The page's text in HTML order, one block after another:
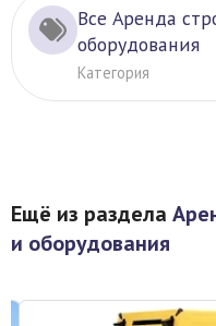
Все Аренда
оборудования
Категория
Ещё из раздела
и оборудования